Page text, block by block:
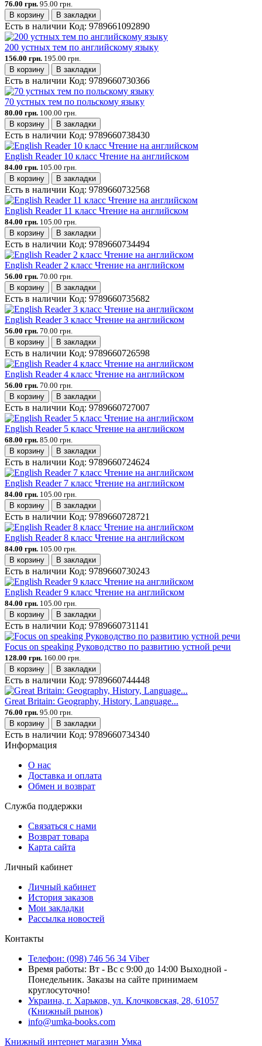
76.00 грн. 95.00 грн.
В корзину
В закладки
Есть в наличии Код: 9789661092890
200 устных тем по английскому языку
156.00 грн. 195.00 грн.
В корзину
В закладки
Есть в наличии Код: 9789660730366
70 устных тем по польскому языку
80.00 грн. 100.00 грн.
В корзину
В закладки
Есть в наличии Код: 9789660738430
English Reader 10 класс Чтение на английском
84.00 грн. 105.00 грн.
В корзину
В закладки
Есть в наличии Код: 9789660732568
English Reader 11 класс Чтение на английском
84.00 грн. 105.00 грн.
В корзину
В закладки
Есть в наличии Код: 9789660734494
English Reader 2 класс Чтение на английском
56.00 грн. 70.00 грн.
В корзину
В закладки
Есть в наличии Код: 9789660735682
English Reader 3 класс Чтение на английском
56.00 грн. 70.00 грн.
В корзину
В закладки
Есть в наличии Код: 9789660726598
English Reader 4 класс Чтение на английском
56.00 грн. 70.00 грн.
В корзину
В закладки
Есть в наличии Код: 9789660727007
English Reader 5 класс Чтение на английском
68.00 грн. 85.00 грн.
В корзину
В закладки
Есть в наличии Код: 9789660724624
English Reader 7 класс Чтение на английском
84.00 грн. 105.00 грн.
В корзину
В закладки
Есть в наличии Код: 9789660728721
English Reader 8 класс Чтение на английском
84.00 грн. 105.00 грн.
В корзину
В закладки
Есть в наличии Код: 9789660730243
English Reader 9 класс Чтение на английском
84.00 грн. 105.00 грн.
В корзину
В закладки
Есть в наличии Код: 9789660731141
Focus on speaking Руководство по развитию устной речи
128.00 грн. 160.00 грн.
В корзину
В закладки
Есть в наличии Код: 9789660744448
Great Britain: Geography, History, Language...
76.00 грн. 95.00 грн.
В корзину
В закладки
Есть в наличии Код: 9789660734340
Информация
О нас
Доставка и оплата
Обмен и возврат
Служба поддержки
Связаться с нами
Возврат товара
Карта сайта
Личный кабинет
Личный кабинет
История заказов
Мои закладки
Рассылка новостей
Контакты
Телефон: (098) 746 56 34 Viber
Время работы: Вт - Вс с 9:00 до 14:00 Выходной -
Понедельник. Заказы на сайте принимаем
круглосуточно!
Украина, г. Харьков, ул. Клочковская, 28, 61057
(Книжный рынок)
info@umka-books.com
Книжный интернет магазин Умка